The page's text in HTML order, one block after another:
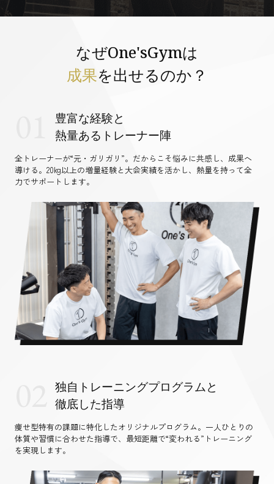
なぜOne'sGymは
成果を出せるのか？
豊富な経験と
熱量あるトレーナー陣
全トレーナーが“元・ガリガリ”。だからこそ悩みに共感し、成果へ
導ける。20kg以上の増量経験と大会実績を活かし、熱量を持って全
力でサポートします。
独自トレーニングプログラムと
徹底した指導
痩せ型特有の課題に特化したオリジナルプログラム。一人ひとりの
体質や習慣に合わせた指導で、最短距離で“変われる”トレーニング
を実現します。